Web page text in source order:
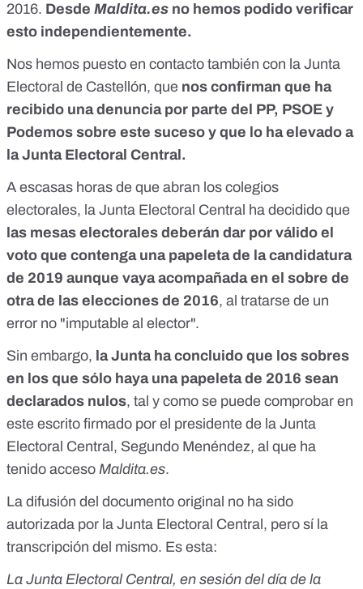
2016. Desde Maldita.es no hemos podido verificar
esto independientemente.
Nos hemos puesto en contacto también con la Junta
Electoral de Castellón, que nos confirman que ha
recibido una denuncia por parte del PP, PSOE y
Podemos sobre este suceso y que lo ha elevado a
la Junta Electoral Central.
A escasas horas de que abran los colegios
electorales, la Junta Electoral Central ha decidido que
las mesas electorales deberán dar por válido el
voto que contenga una papeleta de la candidatura
de 2019 aunque vaya acompañada en el sobre de
otra de las elecciones de 2016, al tratarse de un
error no "imputable al elector".
Sin embargo, la Junta ha concluido que los sobres
en los que sólo haya una papeleta de 2016 sean
declarados nulos, tal y como se puede comprobar en
este escrito firmado por el presidente de la Junta
Electoral Central, Segundo Menéndez, al que ha
tenido acceso Maldita.es.
La difusión del documento original no ha sido
autorizada por la Junta Electoral Central, pero sí la
transcripción del mismo. Es esta:
La Junta Electoral Central, en sesión del día de la